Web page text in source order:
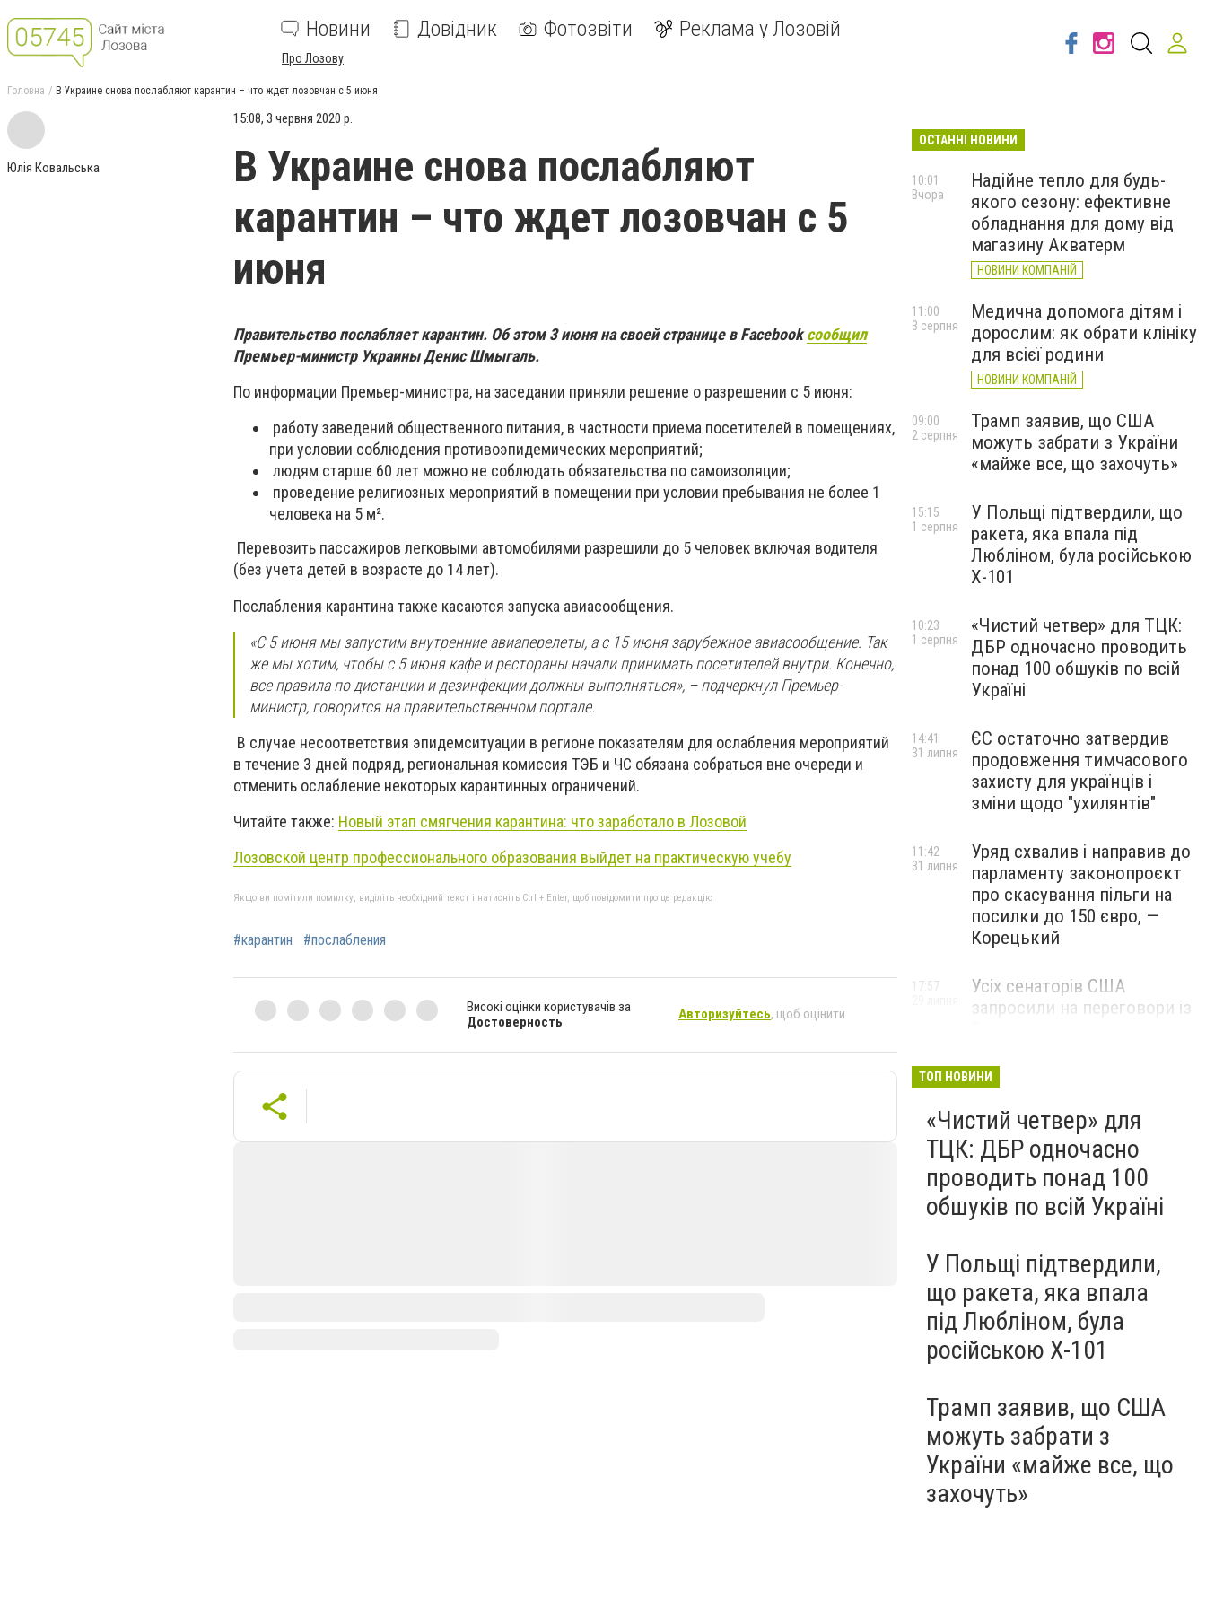
Новини Довідник Фотозвіти Реклама у Лозовій
Про Лозову
Головна В Украине снова послабляют карантин – что ждет лозовчан с 5 июня
Юлія Ковальська
15:08, 3 червня 2020 р.
В Украине снова послабляют
карантин – что ждет лозовчан с 5
июня
Правительство послабляет карантин. Об этом 3 июня на своей странице в Facebookсообщил
Премьер-министр Украины Денис Шмыгаль.
По информации Премьер-министра, на заседании приняли решение о разрешении с 5 июня:
работу заведений общественного питания, в частности приема посетителей в помещениях,
при условии соблюдения противоэпидемических мероприятий;
людям старше 60 лет можно не соблюдать обязательства по самоизоляции;
проведение религиозных мероприятий в помещении при условии пребывания не более 1
человека на 5 м².
Перевозить пассажиров легковыми автомобилями разрешили до 5 человек включая водителя
(без учета детей в возрасте до 14 лет).
Послабления карантина также касаются запуска авиасообщения.
«С 5 июня мы запустим внутренние авиаперелеты, а с 15 июня зарубежное авиасообщение. Так
же мы хотим, чтобы с 5 июня кафе и рестораны начали принимать посетителей внутри. Конечно,
все правила по дистанции и дезинфекции должны выполняться», – подчеркнул Премьер-
министр, говорится на правительственном портале.
В случае несоответствия эпидемситуации в регионе показателям для ослабления мероприятий
в течение 3 дней подряд, региональная комиссия ТЭБ и ЧС обязана собраться вне очереди и
отменить ослабление некоторых карантинных ограничений.
Читайте также: Новый этап смягчения карантина: что заработало в Лозовой
Лозовской центр профессионального образования выйдет на практическую учебу
Якщо ви помітили помилку, виділіть необхідний текст і натисніть Ctrl + Enter, щоб повідомити про це редакцію
#карантин #послабления
Високі оцінки користувачів за
Достоверность
Авторизуйтесь, щоб оцінити
ОСТАННІ НОВИНИ
Надійне тепло для будь-
якого сезону: ефективне
обладнання для дому від
магазину Акватерм
НОВИНИ КОМПАНІЙ
10:01
Вчора
Медична допомога дітям і
дорослим: як обрати клініку
для всієї родини
НОВИНИ КОМПАНІЙ
11:00
3 серпня
Трамп заявив, що США
можуть забрати з України
«майже все, що захочуть»
09:00
2 серпня
У Польщі підтвердили, що
ракета, яка впала під
Любліном, була російською
Х-101
15:15
1 серпня
«Чистий четвер» для ТЦК:
ДБР одночасно проводить
понад 100 обшуків по всій
Україні
10:23
1 серпня
ЄС остаточно затвердив
продовження тимчасового
захисту для українців і
зміни щодо "ухилянтів"
14:41
31 липня
Уряд схвалив і направив до
парламенту законопроєкт
про скасування пільги на
посилки до 150 євро, —
Корецький
11:42
31 липня
Усіх сенаторів США
запросили на переговори із
Росії, – The Hill
17:57
ТОП НОВИНИ
«Чистий четвер» для
ТЦК: ДБР одночасно
проводить понад 100
обшуків по всій Україні
У Польщі підтвердили,
що ракета, яка впала
під Любліном, була
російською Х-101
Трамп заявив, що США
можуть забрати з
України «майже все, що
захочуть»